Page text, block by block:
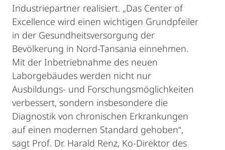
Industriepartner realisiert. „Das Center of
Excellence wird einen wichtigen Grundpfeiler
in der Gesundheitsversorgung der
Bevölkerung in Nord-Tansania einnehmen.
Mit der Inbetriebnahme des neuen
Laborgebäudes werden nicht nur
Ausbildungs- und Forschungsmöglichkeiten
verbessert, sondern insbesondere die
Diagnostik von chronischen Erkrankungen
auf einen modernen Standard gehoben“,
sagt Prof. Dr. Harald Renz, Ko-Direktor des